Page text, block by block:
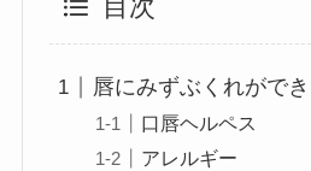
目次
唇にみずぶくれがで
口唇ヘルペス
アレルギー